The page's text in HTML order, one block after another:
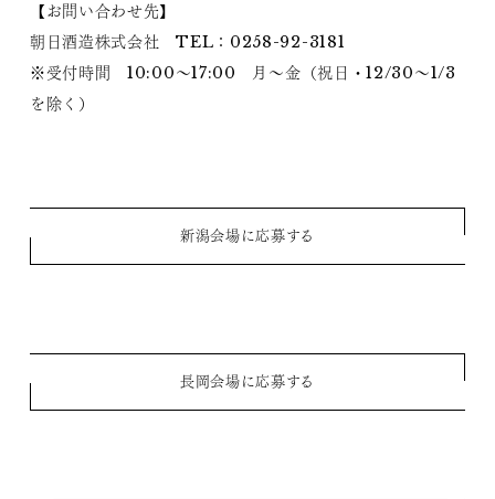
【お問い合わせ先】
朝日酒造株式会社 TEL：0258-92-3181
※受付時間 10:00～17:00 月～金（祝日・12/30～1/3
を除く）
新潟会場に応募する
長岡会場に応募する